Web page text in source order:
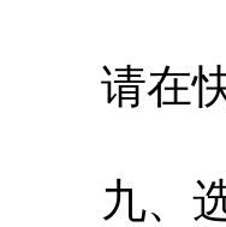
请在快
九、选